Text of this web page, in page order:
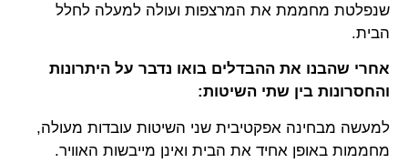
שנפלטת מחממת את המרצפות ועולה למעלה לחלל
הבית.
אחרי שהבנו את ההבדלים בואו נדבר על היתרונות
והחסרונות בין שתי השיטות:
למעשה מבחינה אפקטיבית שני השיטות עובדות מעולה,
מחממות באופן אחיד את הבית ואינן מייבשות האוויר.